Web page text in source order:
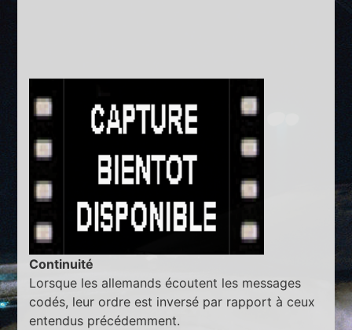
Continuité
Lorsque les allemands écoutent les messages
codés, leur ordre est inversé par rapport à ceux
entendus précédemment.